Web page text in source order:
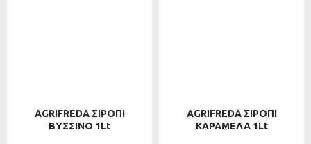
AGRIFREDA ΣΙΡΟΠΙ
ΒΥΣΣΙΝΟ 1Lt
AGRIFREDA ΣΙΡΟΠΙ
ΚΑΡΑΜΕΛΑ 1Lt